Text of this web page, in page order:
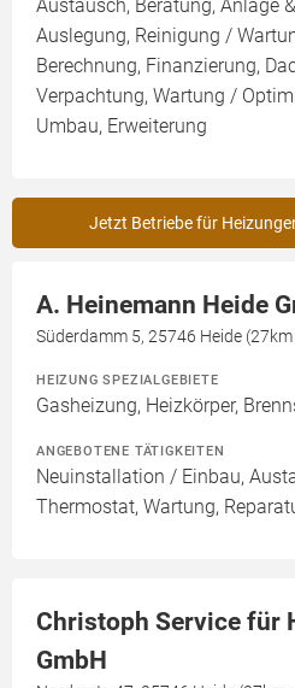
Austausch, Beratung, Anlage
Auslegung, Reinigung /
Berechnung, Finanzierung,
Verpachtung, Wartung /
Umbau, Erweiterung
Jetzt Betriebe für
A. Heinemann Heide
Süderdamm 5, 25746 Heide
HEIZUNG SPEZIALGEBIETE
Gasheizung, Heizkörper,
ANGEBOTENE TÄTIGKEITEN
Neuinstallation / Einbau,
Thermostat, Wartung,
Christoph Service für
GmbH